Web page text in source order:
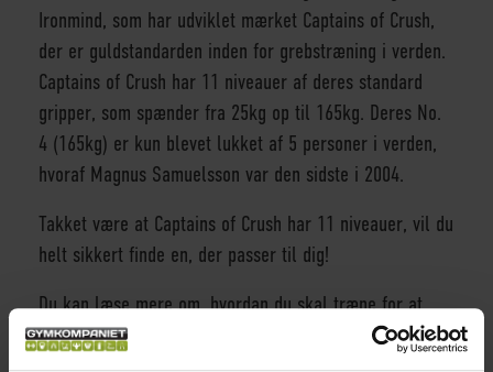
Ironmind, som har udviklet mærket Captains of Crush,
der er guldstandarden inden for grebstræning i verden.
Captains of Crush har 11 niveauer af deres standard
gripper, som spænder fra 25kg op til 165kg. Deres No.
4 (165kg) er kun blevet lukket af 5 personer i verden,
hvoraf Magnus Samuelsson var den sidste i 2004.
Takket være at Captains of Crush har 11 niveauer, vil du
helt sikkert finde en, der passer til dig!
Du kan læse mere om, hvordan du skal træne for at
blive rigtig stærk i grebet her!